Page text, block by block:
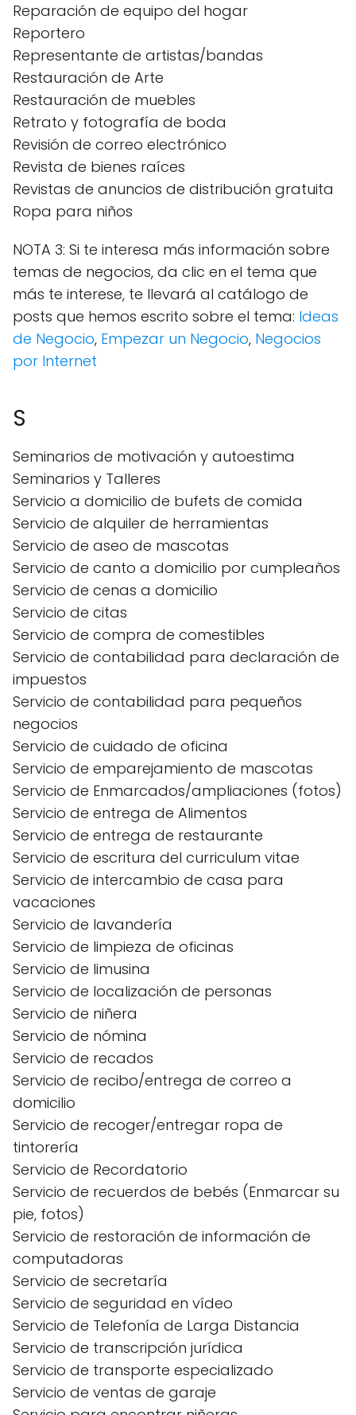
Reparación de equipo del hogar
Reportero
Representante de artistas/bandas
Restauración de Arte
Restauración de muebles
Retrato y fotografía de boda
Revisión de correo electrónico
Revista de bienes raíces
Revistas de anuncios de distribución gratuita
Ropa para niños
NOTA 3: Si te interesa más información sobre
temas de negocios, da clic en el tema que
más te interese, te llevará al catálogo de
posts que hemos escrito sobre el tema: Ideas
de Negocio, Empezar un Negocio, Negocios
por Internet
S
Seminarios de motivación y autoestima
Seminarios y Talleres
Servicio a domicilio de bufets de comida
Servicio de alquiler de herramientas
Servicio de aseo de mascotas
Servicio de canto a domicilio por cumpleaños
Servicio de cenas a domicilio
Servicio de citas
Servicio de compra de comestibles
Servicio de contabilidad para declaración de
impuestos
Servicio de contabilidad para pequeños
negocios
Servicio de cuidado de oficina
Servicio de emparejamiento de mascotas
Servicio de Enmarcados/ampliaciones (fotos)
Servicio de entrega de Alimentos
Servicio de entrega de restaurante
Servicio de escritura del curriculum vitae
Servicio de intercambio de casa para
vacaciones
Servicio de lavandería
Servicio de limpieza de oficinas
Servicio de limusina
Servicio de localización de personas
Servicio de niñera
Servicio de nómina
Servicio de recados
Servicio de recibo/entrega de correo a
domicilio
Servicio de recoger/entregar ropa de
tintorería
Servicio de Recordatorio
Servicio de recuerdos de bebés (Enmarcar su
pie, fotos)
Servicio de restoración de información de
computadoras
Servicio de secretaría
Servicio de seguridad en vídeo
Servicio de Telefonía de Larga Distancia
Servicio de transcripción jurídica
Servicio de transporte especializado
Servicio de ventas de garaje